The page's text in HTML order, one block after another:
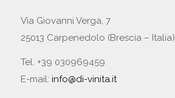
Via Giovanni Verga, 7
25013 Carpenedolo (Brescia – Italia)
Tel. +39 030969459
E-mail: info@di-vinita.it